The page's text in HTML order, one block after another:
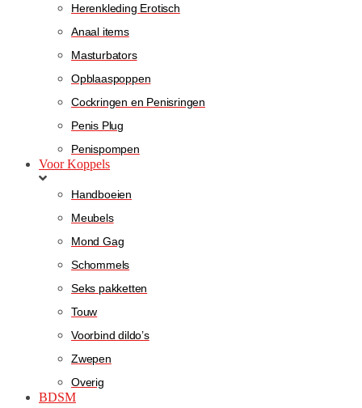
Herenkleding Erotisch
Anaal items
Masturbators
Opblaaspoppen
Cockringen en Penisringen
Penis Plug
Penispompen
Voor Koppels
Handboeien
Meubels
Mond Gag
Schommels
Seks pakketten
Touw
Voorbind dildo’s
Zwepen
Overig
BDSM